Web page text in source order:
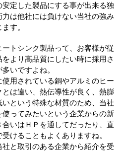
安定した製品にする事が出来る独
力は他社には負けない当社の強み
す。
ートシンク製品って、お客様が従
をより高品質にしたい時に採用さ
いですよね。
使用されている銅やアルミのヒー
とは違い、熱伝導性が良く、熱膨
いという特殊な材質のため、当社
使ってみたいという企業からの新
合いはＨＰを通してだったり、直
けることもよくありますね。
社と取引のある企業から紹介を受